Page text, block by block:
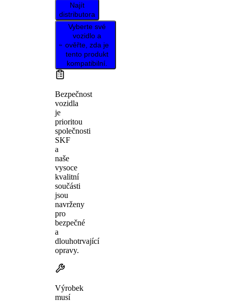
Najít
distributora
Vyberte své
vozidlo a
ověřte, zda je
tento produkt
kompatibilní.
Bezpečnost
vozidla
je
prioritou
společnosti
SKF
a
naše
vysoce
kvalitní
součásti
jsou
navrženy
pro
bezpečné
a
dlouhotrvající
opravy.
Výrobek
musí